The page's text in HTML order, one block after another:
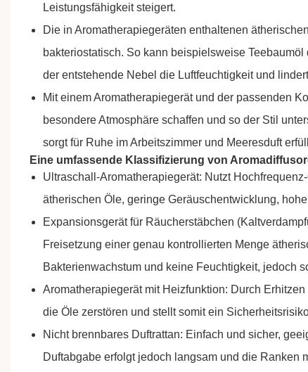
Leistungsfähigkeit steigert.
Die in Aromatherapiegeräten enthaltenen
bakteriostatisch. So kann beispielsweise
der entstehende Nebel die Luftfeuchtigkeit und
Mit einem Aromatherapiegerät und der passenden
besondere Atmosphäre schaffen und so der Stil
sorgt für Ruhe im Arbeitszimmer und Meeresduft
Eine umfassende Klassifizierung von
Ultraschall-Aromatherapiegerät: Nutzt
ätherischen Öle, geringe Geräuschentwicklung,
Expansionsgerät für Räucherstäbchen
Freisetzung einer genau kontrollierten Menge
Bakterienwachstum und keine Feuchtigkeit, jedoch
Aromatherapiegerät mit Heizfunktion: Durch
die Öle zerstören und stellt somit ein
Nicht brennbares Duftrattan: Einfach und sicher,
Duftabgabe erfolgt jedoch langsam und die Ranken